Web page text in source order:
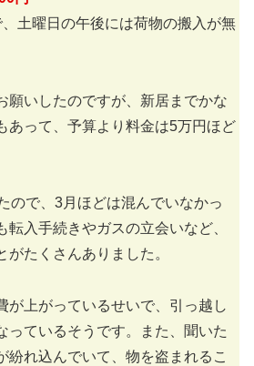
土曜日の午後には荷物の搬入が無
願いしたのですが、新居までかな
あって、予算より料金は5万円ほど
ので、3月ほどは混んでいなかっ
転入手続きやガスの立会いなど、
がたくさんありました。
が上がっているせいで、引っ越し
っているそうです。また、聞いた
紛れ込んでいて、物を盗まれるこ